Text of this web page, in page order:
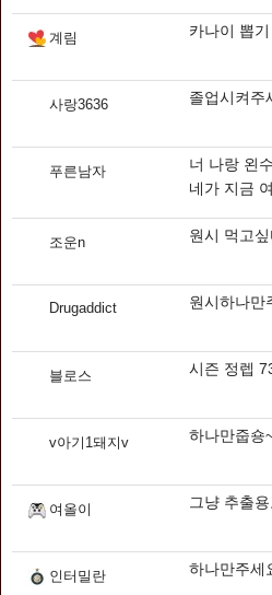
계림 카나이 뽑
사랑3636 졸업시켜주
푸른남자
너 나랑 왼
네가 지금
조운n 원시 먹고
Drugaddict 원시하나만
블로스 시즌 정렙
v아기1돼지v 하나만줍숑
여올이 그냥 추출
인터밀란 하나만주세